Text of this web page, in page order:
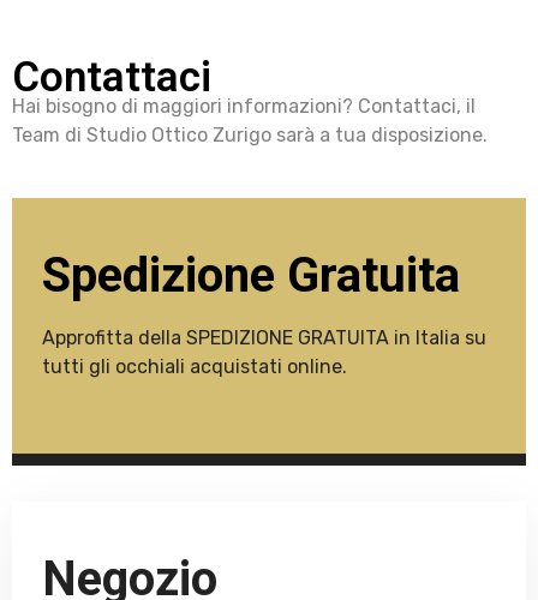
Contattaci
Hai bisogno di maggiori informazioni? Contattaci, il
Team di Studio Ottico Zurigo sarà a tua disposizione.
Spedizione Gratuita
Approfitta della SPEDIZIONE GRATUITA in Italia su
tutti gli occhiali acquistati online.
Negozio